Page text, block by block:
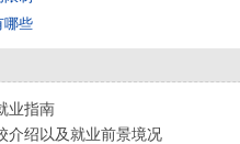
哪些
业指南
介绍以及就业前景境况